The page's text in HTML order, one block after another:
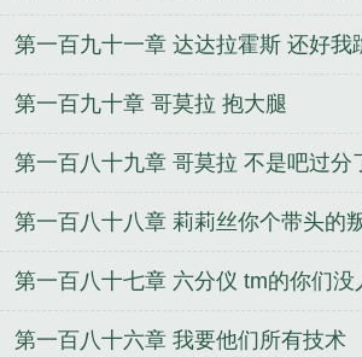
特曼原来这边是简单模式最新章节
法
奥特曼简易版 简单版的奥特曼
是简单模式假面反着戴
奥特曼原
安布利欧
简单的奥特曼是什么
曼
奥特曼原来这边是简单模式笔
的奥特曼 播放简单奥特曼 简单奥
原来这边是简单模式 笔趣阁
最
第一百九十一章 达达拉霍斯 还好我
第一百九十章 哥莫拉 抱大腿
第一百八十九章 哥莫拉 不是吧过分
第一百八十八章 莉莉丝你个带头的
第一百八十七章 六分仪 tm的你们没
第一百八十六章 我要他们所有技术